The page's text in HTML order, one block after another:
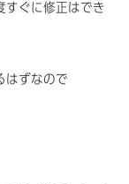
すぐに修正はでき
はずなので